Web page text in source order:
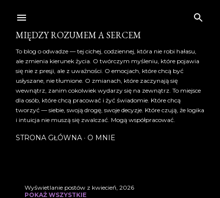
MIĘDZY ROZUMEM A SERCEM
To blog o odwadze — tej cichej, codziennej, która nie robi hałasu,
ale zmienia kierunek życia. O twórczym myśleniu, które pojawia
się nie z presji, ale z uważności. O emocjach, które chcą być
usłyszane, nie tłumione. O zmianach, które zaczynają się
wewnątrz, zanim cokolwiek wydarzy się na zewnątrz. To miejsce
dla osób, które chcą pracować i żyć świadomie. Które chcą
tworzyć — siebie, swoją drogę, swoje decyzje. Które czują, że logika
i intuicja nie muszą się zwalczać. Mogą współpracować.
STRONA GŁÓWNA O MNIE
Wyświetlanie postów z kwiecień, 2026
POKAŻ WSZYSTKIE